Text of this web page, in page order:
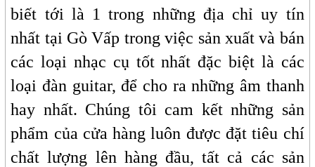
biết tới là 1 trong những địa chỉ uy tín
nhất tại Gò Vấp trong việc sản xuất và bán
các loại nhạc cụ tốt nhất đặc biệt là các
loại đàn guitar, để cho ra những âm thanh
hay nhất. Chúng tôi cam kết những sản
phẩm của cửa hàng luôn được đặt tiêu chí
chất lượng lên hàng đầu, tất cả các sản